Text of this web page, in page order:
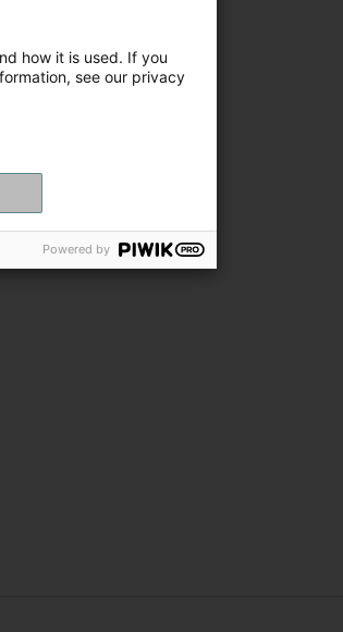
how it is used. If you
see our privacy
Powered by